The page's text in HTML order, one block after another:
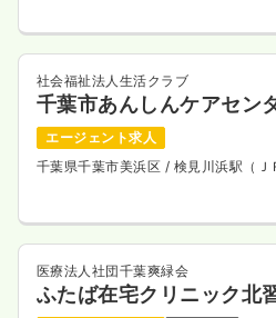
社会福祉法人生活クラブ
千葉市あんしんケアセン
エージェント求人
千葉県千葉市美浜区 / 検見川浜駅（Ｊ
医療法人社団千葉爽緑会
ふたば在宅クリニック北